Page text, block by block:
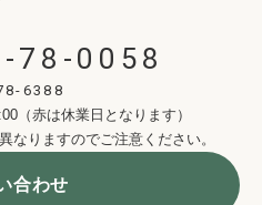
78-0058
6388
（赤は休業日となります）
なりますのでご注意ください。
合わせ